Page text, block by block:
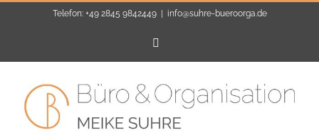
Telefon: +49 2845 9842449 info@suhre-bueroorga.de